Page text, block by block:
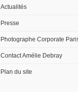
Actualités
Presse
Photographe Corporate
Contact Amélie Debray
Plan du site